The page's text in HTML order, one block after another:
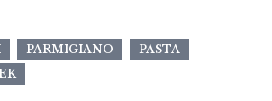
PARMIGIANO
PASTA